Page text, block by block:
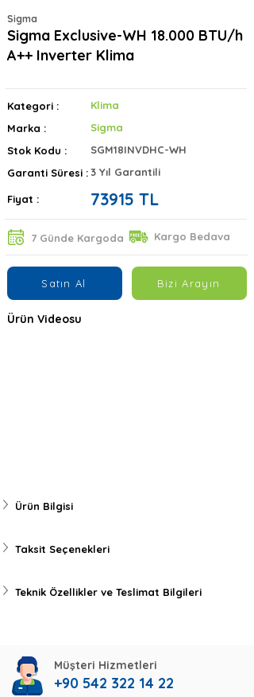
Sigma
Sigma Exclusive-WH 18.000 BTU/h
A++ Inverter Klima
Kategori :
Klima
Marka :
Sigma
Stok Kodu :
SGM18INVDHC-WH
Garanti Süresi :3 Yıl Garantili
Fiyat : 73915 TL
7 Günde Kargoda Kargo Bedava
Satın Al Bizi Arayın
Ürün Videosu
Ürün Bilgisi
Taksit Seçenekleri
Teknik Özellikler ve Teslimat Bilgileri
Müşteri Hizmetleri
+90 542 322 14 22